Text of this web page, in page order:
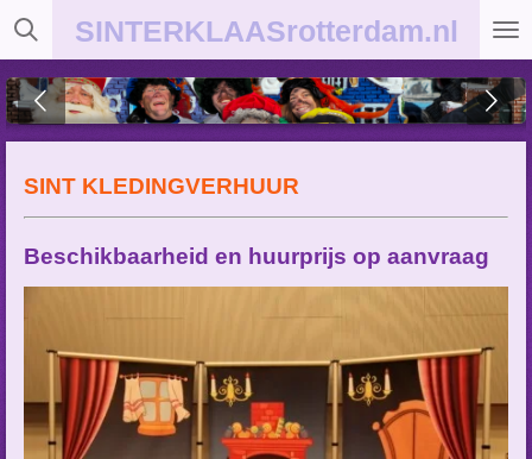
Ga
direct
de
hoofdinhoud
SINTERKLAASrotterdam.nl
SINT KLEDINGVERHUUR
Beschikbaarheid en huurprijs op aanvraag